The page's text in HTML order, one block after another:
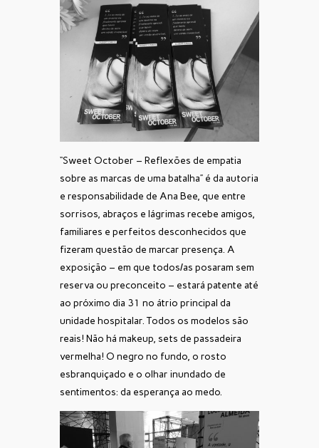
“Sweet October – Reflexões de empatia
sobre as marcas de uma batalha” é da autoria
e responsabilidade de Ana Bee, que entre
sorrisos, abraços e lágrimas recebe amigos,
familiares e perfeitos desconhecidos que
fizeram questão de marcar presença. A
exposição – em que todos/as posaram sem
reserva ou preconceito – estará patente até
ao próximo dia 31 no átrio principal da
unidade hospitalar. Todos os modelos são
reais! Não há makeup, sets de passadeira
vermelha! O negro no fundo, o rosto
esbranquiçado e o olhar inundado de
sentimentos: da esperança ao medo.